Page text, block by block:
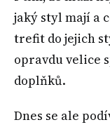
jaký styl mají a
trefit do jejich
opravdu velice
doplňků.
Dnes se ale